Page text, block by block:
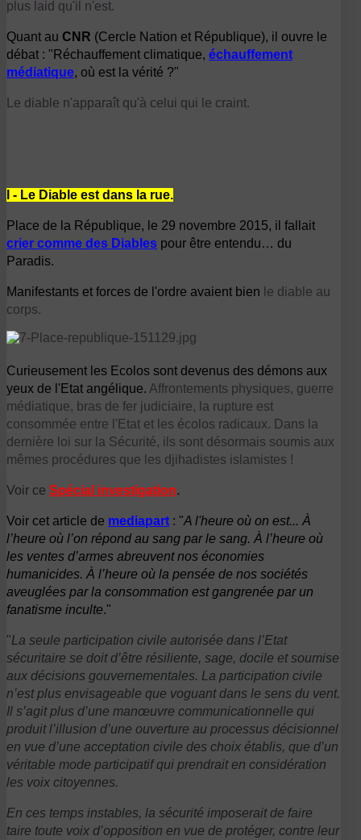
plus laid qu'il n'est.
Quant au CNR (Cercle Nation et République), il ouvre le
débat : "Réchauffement climatique, échauffement
médiatique, où est la vérité ?"
Le diable n'apparaît qu'à celui qui le craint.
I - Le Diable est dans la rue.
Place de la République, le 29 novembre 2015, il fallait
crier comme des Diables pour être entendu… du
Paradis.
Manifestants et forces de l'ordre avaient bien le diable au
corps.
Curieusement les Ecolos sont devenus des démons aux
yeux de l'Etat angélique. Affrontements physiques, guerre
médiatique, bras de fer judiciaire, la rupture est
consommée entre l'Etat et les écolos radicaux. Dans la
dernière loi sur la Sécurité, ils sont désormais soumis aux
mêmes procédures que les djihadistes islamistes !
Voir ce Spécial investigation.
Voir cet article de mediapart : "A l'heure où on est... À
l’heure où l’on répond au sang par le sang. À l’heure où
les ventes d’armes abreuvent nos économies
humanicides. À l’heure où la pensée de nos sociétés
aveuglées par la consommation est gangrenée par un
fanatisme inculte."
"La seule participation civile autorisée dans l’Etat
sécuritaire se doit d’être résiliente, sage, docile et soumise
aux décisions gouvernementales. La participation civile
n’est plus envisageable que voguant dans le sens du vent.
Il s’agit plus d’une manœuvre communicationnelle qui
produit l’illusion d’une ouverture au processus décisionnel
en vue d’une acceptation civile des choix établis, que d’un
véritable mode participatif qui prendrait en considération
les voix citoyennes.
En ces temps instables, la sécurité imposerait de faire
taire toute voix d’opposition en vue de protéger, contre leur